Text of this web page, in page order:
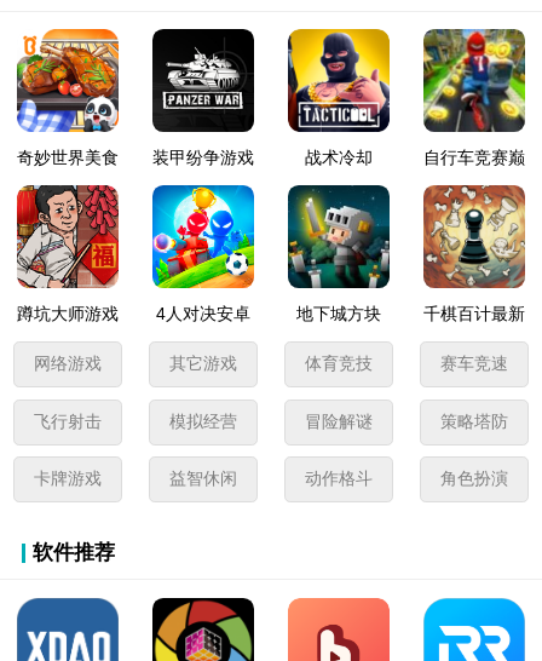
奇妙世界美食
游戏
装甲纷争游戏
正式版
战术冷却
1.41.0版本
自行车竞赛巅
峰
蹲坑大师游戏
4人对决安卓
版
地下城方块
千棋百计最新
版本
网络游戏
其它游戏 体育竞技 赛车竞速
飞行射击 模拟经营 冒险解谜 策略塔防
卡牌游戏 益智休闲 动作格斗 角色扮演
软件推荐